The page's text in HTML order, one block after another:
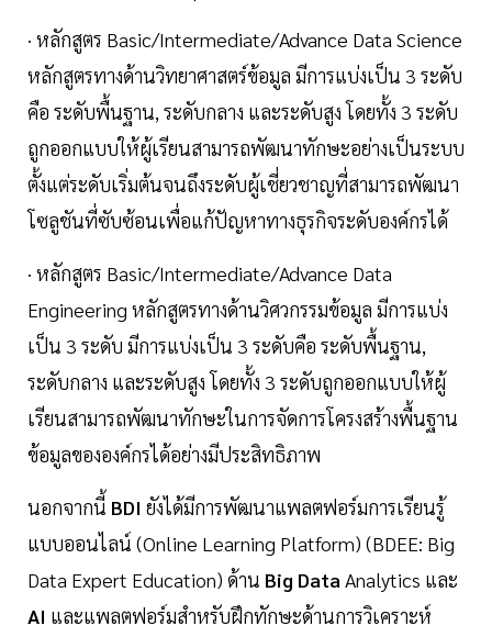
· หลักสูตร Basic/Intermediate/Advance Data Science
หลักสูตรทางด้านวิทยาศาสตร์ข้อมูล มีการแบ่งเป็น 3 ระดับ
คือ ระดับพื้นฐาน, ระดับกลาง และระดับสูง โดยทั้ง 3 ระดับ
ถูกออกแบบให้ผู้เรียนสามารถพัฒนาทักษะอย่างเป็นระบบ
ตั้งแต่ระดับเริ่มต้นจนถึงระดับผู้เชี่ยวชาญที่สามารถพัฒนา
โซลูชันที่ซับซ้อนเพื่อแก้ปัญหาทางธุรกิจระดับองค์กรได้
· หลักสูตร Basic/Intermediate/Advance Data
Engineering หลักสูตรทางด้านวิศวกรรมข้อมูล มีการแบ่ง
เป็น 3 ระดับ มีการแบ่งเป็น 3 ระดับคือ ระดับพื้นฐาน,
ระดับกลาง และระดับสูง โดยทั้ง 3 ระดับถูกออกแบบให้ผู้
เรียนสามารถพัฒนาทักษะในการจัดการโครงสร้างพื้นฐาน
ข้อมูลขององค์กรได้อย่างมีประสิทธิภาพ
นอกจากนี้ BDI ยังได้มีการพัฒนาแพลตฟอร์มการเรียนรู้
แบบออนไลน์ (Online Learning Platform) (BDEE: Big
Data Expert Education) ด้าน Big Data Analytics และ
AI และแพลตฟอร์มสำหรับฝึกทักษะด้านการวิเคราะห์